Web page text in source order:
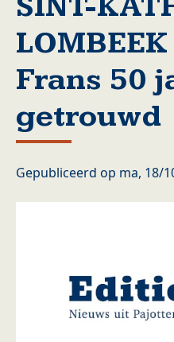
Frans 50
getrouwd
Gepubliceerd op ma, 18/